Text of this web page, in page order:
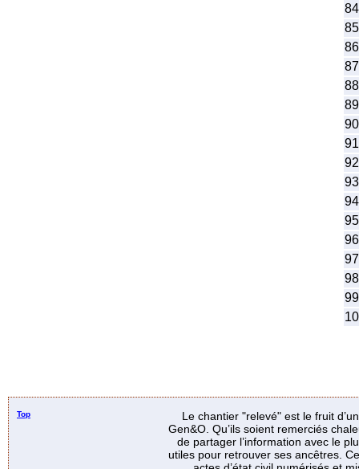
Top
Le chantier "relevé" est le fruit
Gen&O. Qu’ils soient remerciés
de partager l’information avec le
utiles pour retrouver ses ancêtres.